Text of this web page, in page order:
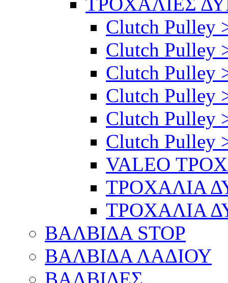
Clutch Pulley
Clutch Pulley
Clutch Pulley
Clutch Pulley
Clutch Pulley
Clutch Pulley
VALEO
ΤΡΟΧΑΛΙΑ
ΤΡΟΧΑΛΙΑ
ΒΑΛΒΙΔΑ STOP
ΒΑΛΒΙΔΑ ΛΑΔΙΟΥ